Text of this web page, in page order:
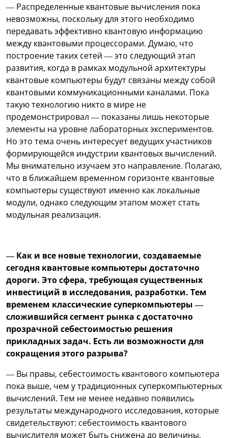
— Распределенные квантовые вычисления пока
невозможны, поскольку для этого необходимо
передавать эффективно квантовую информацию
между квантовыми процессорами. Думаю, что
построение таких сетей — это следующий этап
развития, когда в рамках модульной архитектуры
квантовые компьютеры будут связаны между собой
квантовыми коммуникационными каналами. Пока
такую технологию никто в мире не
продемонстрировал — показаны лишь некоторые
элементы на уровне лабораторных экспериментов.
Но это тема очень интересует ведущих участников
формирующейся индустрии квантовых вычислений.
Мы внимательно изучаем это направление. Полагаю,
что в ближайшем временном горизонте квантовые
компьютеры существуют именно как локальные
модули, однако следующим этапом может стать
модульная реализация.
— Как и все новые технологии, создаваемые
сегодня квантовые компьютеры достаточно
дороги. Это сфера, требующая существенных
инвестиций в исследования, разработки. Тем
временем классические суперкомпьютеры —
сложившийся сегмент рынка с достаточно
прозрачной себестоимостью решения
прикладных задач. Есть ли возможности для
сокращения этого разрыва?
— Вы правы, себестоимость квантового компьютера
пока выше, чем у традиционных суперкомпьютерных
вычислений. Тем не менее недавно появились
результаты международного исследования, которые
свидетельствуют: себестоимость квантового
вычислителя может быть снижена до величины,